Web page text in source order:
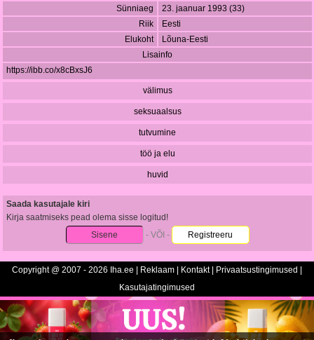
Sünniaeg
23. jaanuar 1993 (33)
Riik
Eesti
Elukoht
Lõuna-Eesti
Lisainfo
https://ibb.co/x8cBxsJ6
välimus
seksuaalsus
tutvumine
töö ja elu
huvid
Saada kasutajale kiri
Kirja saatmiseks pead olema sisse logitud!
Sisene
- VÕI - Registreeru
Copyright @ 2007 - 2026 Iha.ee | Reklaam Kontakt| Privaatsustingimused
Kasutajatingimused